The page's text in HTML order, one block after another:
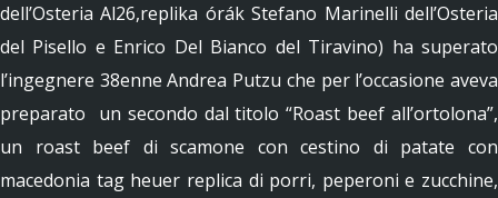
dell’Osteria Al26,replika órák Stefano Marinelli dell’Osteria
del Pisello e Enrico Del Bianco del Tiravino) ha superato
l’ingegnere 38enne Andrea Putzu che per l’occasione aveva
preparato un secondo dal titolo “Roast beef all’ortolona”,
un roast beef di scamone con cestino di patate con
macedonia tag heuer replica di porri, peperoni e zucchine,